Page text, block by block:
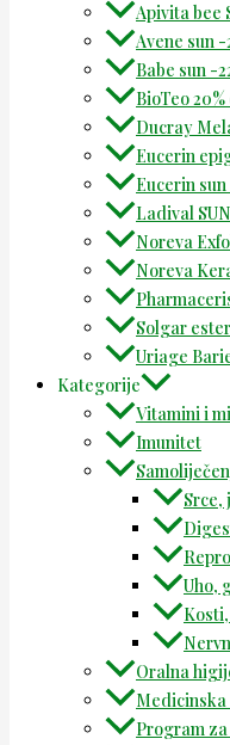
Apivita bee
Avene sun -
Babe sun -
BioTeo
Ducray
Eucerin
Eucerin
Ladival
Noreva
Noreva
Solgar
Uriage
Kategorije
Vitamini i
Imunitet
Uho,
Oralna
Program